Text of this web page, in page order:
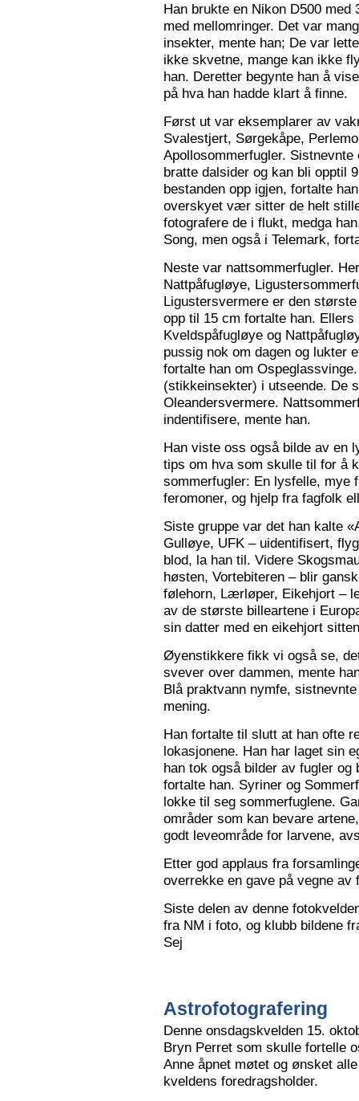
Han brukte en Nikon D500
med mellomringer. Det var
insekter, mente han; De var
ikke skvetne, mange kan ikke
han. Deretter begynte han å
på hva han hadde klart å finne.
Først ut var eksemplarer av
Svalestjert, Sørgekåpe,
Apollosommerfugler.
bratte dalsider og kan bli opptil
bestanden opp igjen, fortalte
overskyet vær sitter de helt
fotografere de i flukt, medga
Song, men også i Telemark,
Neste var nattsommerfugler.
Nattpåfugløye,
Ligustersvermere er den
opp til 15 cm fortalte han.
Kveldspåfugløye og
pussig nok om dagen og lukter
fortalte han om
(stikkeinsekter) i utseende. De
Oleandersvermere.
indentifisere, mente han.
Han viste oss også bilde av en
tips om hva som skulle til for å
sommerfugler: En lysfelle, mye
feromoner, og hjelp fra fagfolk
Siste gruppe var det han kalte
Gulløye, UFK – uidentifisert,
blod, la han til. Videre
høsten, Vortebiteren – blir
følehorn, Lærløper, Eikehjort –
av de største billeartene i
sin datter med en eikehjort
Øyenstikkere fikk vi også se,
svever over dammen, mente
Blå praktvann nymfe,
mening.
Han fortalte til slutt at han ofte
lokasjonene. Han har laget sin
han tok også bilder av fugler
fortalte han. Syriner og
lokke til seg sommerfuglene.
områder som kan bevare
godt leveområde for larvene,
Etter god applaus fra
overrekke en gave på vegne av
Siste delen av denne
fra NM i foto, og klubb bildene
Sej
Astrofotografering
Denne onsdagskvelden 15.
Bryn Perret som skulle fortelle
Anne åpnet møtet og ønsket
kveldens foredragsholder.